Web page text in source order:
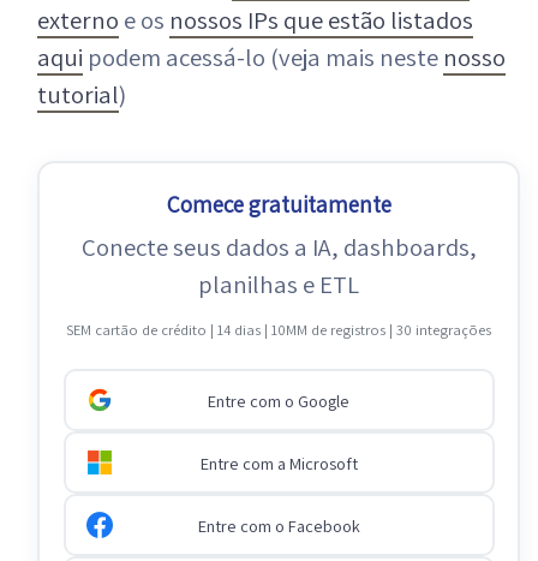
externo e os nossos IPs que estão listados
aqui podem acessá-lo (veja mais neste nosso
tutorial)
Comece gratuitamente
Conecte seus dados a IA, dashboards,
planilhas e ETL
SEM cartão de crédito | 14 dias | 10MM de registros | 30 integrações
Entre com o Google
Entre com a Microsoft
Entre com o Facebook